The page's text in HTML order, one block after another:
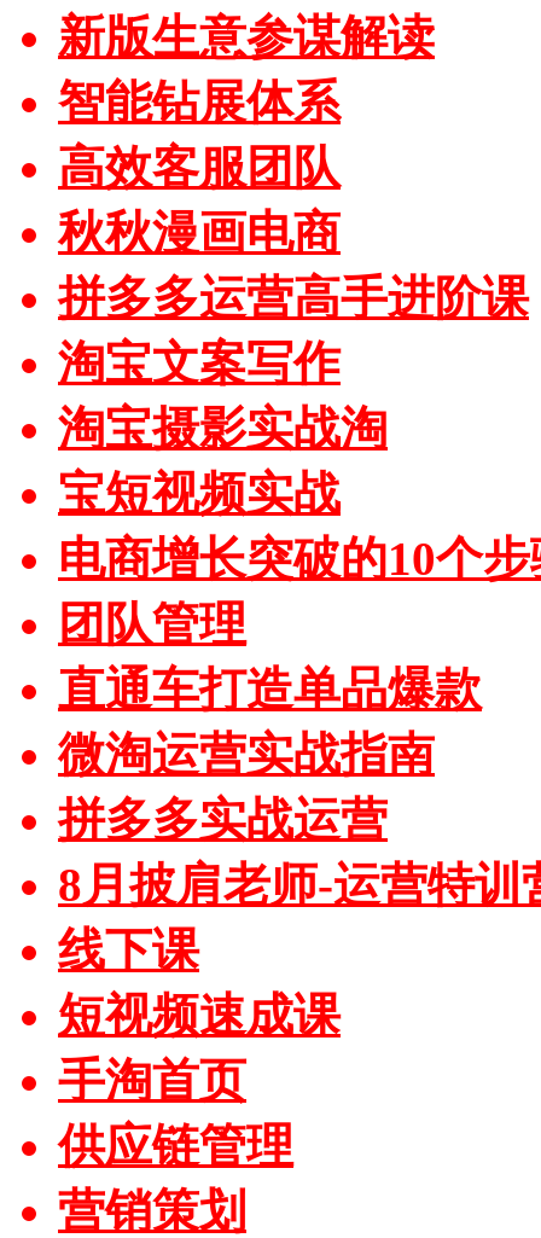
新版生意参谋解读
智能钻展体系
高效客服团队
秋秋漫画电商
拼多多运营高手进阶课
淘宝文案写作
淘宝摄影实战淘
宝短视频实战
电商增长突破的10个
团队管理
直通车打造单品爆款
微淘运营实战指南
拼多多实战运营
8月披肩老师-运营特训
线下课
短视频速成课
手淘首页
供应链管理
营销策划